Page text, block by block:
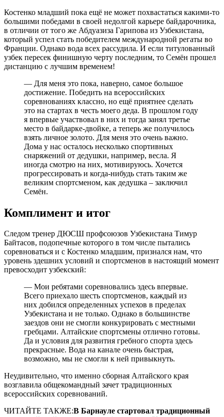
Костенко младший пока ещё не может похвастаться какими-то
большими победами в своей недолгой карьере байдарочника,
в отличии от того же Абдуазиза Гарипова из Узбекистана,
который успел стать победителем международной регаты во
Франции. Однако вода всех рассудила. И если титулованный
узбек пересек финишную черту последним, то Семён прошел
дистанцию с лучшим временем!
— Для меня это пока, наверно, самое большое
достижение. Победить на всероссийских
соревнованиях классно, но ещё приятнее сделать
это на стартах в честь моего деда. В прошлом году
я впервые участвовал в них и тогда занял третье
место в байдарке-двойке, а теперь же получилось
взять личное золото. Для меня это очень важно.
Дома у нас осталось несколько спортивных
снаряжений от дедушки, например, весла. Я
иногда смотрю на них, мотивируюсь. Хочется
прогрессировать и когда-нибудь стать таким же
великим спортсменом, как дедушка – заключил
Семён.
Комплимент и итог
Следом тренер ДЮСШ профсоюзов Узбекистана Тимур
Байтасов, подопечные которого в том числе пытались
соревноваться и с Костенко младшим, признался нам, что
уровень здешних условий и спортсменов в настоящий момент
превосходит узбекский:
— Мои ребятами соревновались здесь впервые.
Всего приехало шесть спортсменов, каждый из
них добился определенных успехов в пределах
Узбекистана и не только. Однако в большинстве
заездов они не смогли конкурировать с местными
гребцами. Алтайские спортсмены отлично готовы.
Да и условия для развития гребного спорта здесь
прекрасные. Вода на канале очень быстрая,
возможно, мы не смогли к ней привыкнуть.
Неудивительно, что именно сборная Алтайского края
возглавила общекомандный зачет традиционных
всероссийских соревнований.
ЧИТАЙТЕ ТАКЖЕ:В Барнауле стартовал традиционный